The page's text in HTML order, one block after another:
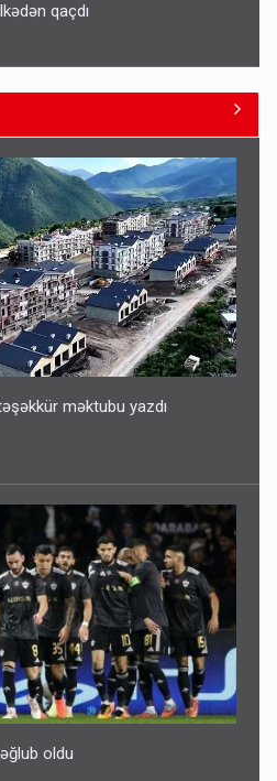
qaçdı
ilə gedə biləcəksiniz -
iştirakçısı detalları açıqladı
məktubu yazdı
oldu